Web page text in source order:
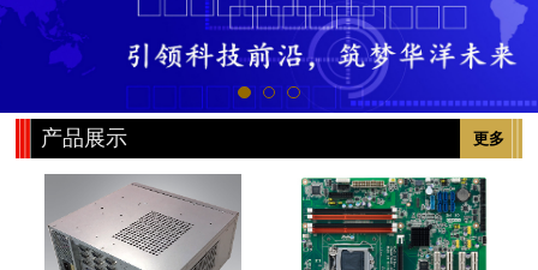
解决方案
OEM服务
工程案例
联系我们
更多
产品展示